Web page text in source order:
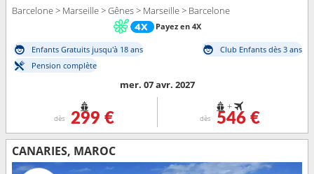
Barcelone > Marseille > Gênes > Marseille > Barcelone
Payez en 4X
Enfants Gratuits jusqu'à 18 ans
Club Enfants dès 3 ans
Pension complète
mer. 07 avr. 2027
dès 299 €
+
dès 546 €
CANARIES, MAROC